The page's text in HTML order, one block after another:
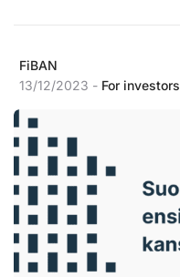
FiBAN
13/12/2023 - For investors